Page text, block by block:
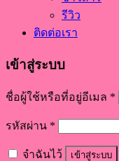
รีวิว
ติดต่อเรา
เข้าสู่ระบบ
ชื่อผู้ใช้หรือที่อยู่อีเมล *
รหัสผ่าน *
จำฉันไว้ เข้าสู่ระบบ